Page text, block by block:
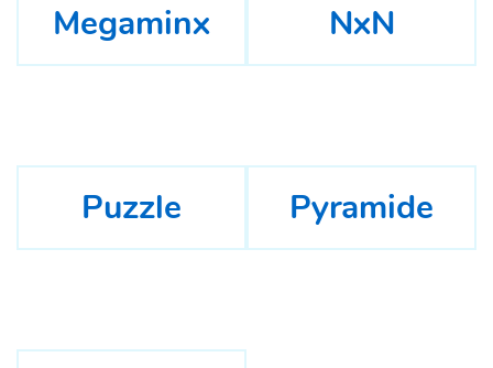
Megaminx NxN
Puzzle Pyramide